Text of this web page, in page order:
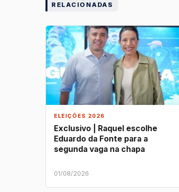
RELACIONADAS
ELEIÇÕES 2026
Exclusivo | Raquel escolhe
Eduardo da Fonte para a
segunda vaga na chapa
01/08/2026